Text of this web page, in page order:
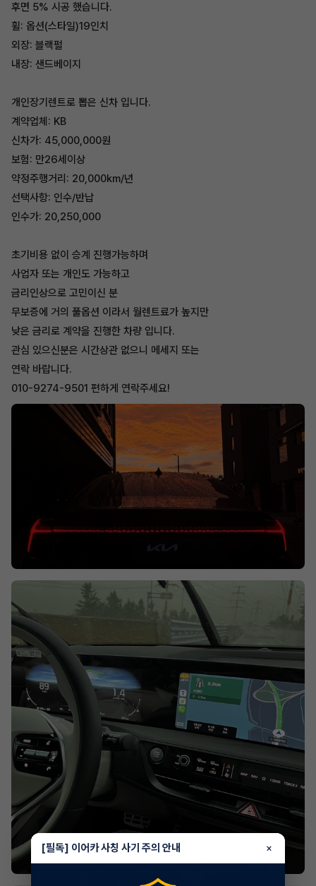
후면 5% 시공 했습니다.
휠: 옵션(스타일)19인치
외장: 블랙펄
내장: 샌드베이지
개인장기렌트로 뽑은 신차 입니다.
계약업체: KB
신차가: 45,000,000원
보험: 만26세이상
약정주행거리: 20,000km/년
선택사항: 인수/반납
인수가: 20,250,000
초기비용 없이 승계 진행가능하며
사업자 또는 개인도 가능하고
금리인상으로 고민이신 분
무보증에 거의 풀옵션 이라서 월렌트료가 높지만
낮은 금리로 계약을 진행한 차량 입니다.
관심 있으신분은 시간상관 없으니 메세지 또는
연락 바랍니다.
010-9274-9501 편하게 연락주세요!
[필독] 이어카 사칭 사기 주의 안내 ×